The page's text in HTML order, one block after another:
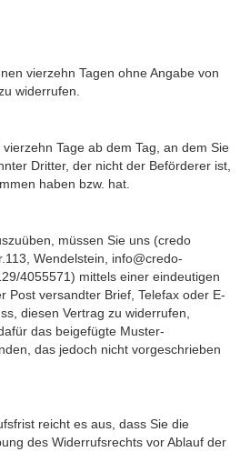
vierzehn Tagen ohne Angabe von
widerrufen.
Tage ab dem Tag, an dem Sie
Dritter, der nicht der Beförderer ist,
haben bzw. hat.
müssen Sie uns (credo
Wendelstein, info@credo-
4055571) mittels einer eindeutigen
Post versandter Brief, Telefax oder E-
diesen Vertrag zu widerrufen,
das beigefügte Muster-
das jedoch nicht vorgeschrieben
reicht es aus, dass Sie die
des Widerrufsrechts vor Ablauf der